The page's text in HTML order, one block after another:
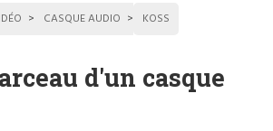
CASQUE AUDIO KOSS
d'un casque